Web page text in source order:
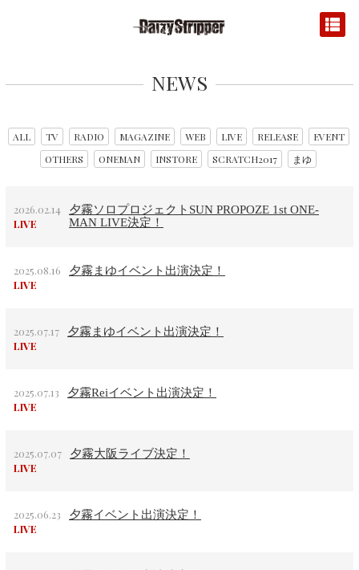
NEWS
ALL TV RADIO MAGAZINE WEB LIVE RELEASE
EVENT
OTHERS
ONEMAN INSTORE SCRATCH2017 まゆ
2026.02.14
LIVE
夕霧ソロプロジェクトSUN PROPOZE 1st ONE-
MAN LIVE決定！
2025.08.16
LIVE
夕霧まゆイベント出演決定！
2025.07.17
LIVE
夕霧まゆイベント出演決定！
2025.07.13
LIVE
夕霧Reiイベント出演決定！
2025.07.07
LIVE
夕霧大阪ライブ決定！
2025.06.23
LIVE
夕霧イベント出演決定！